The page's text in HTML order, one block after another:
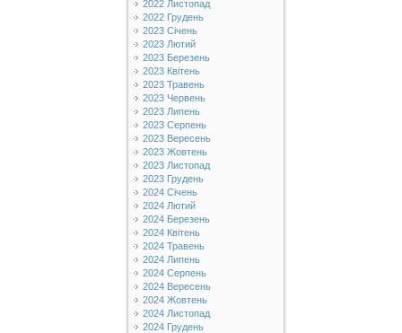
2022 Листопад
2022 Грудень
2023 Січень
2023 Лютий
2023 Березень
2023 Квітень
2023 Травень
2023 Червень
2023 Липень
2023 Серпень
2023 Вересень
2023 Жовтень
2023 Листопад
2023 Грудень
2024 Січень
2024 Лютий
2024 Березень
2024 Квітень
2024 Травень
2024 Липень
2024 Серпень
2024 Вересень
2024 Жовтень
2024 Листопад
2024 Грудень